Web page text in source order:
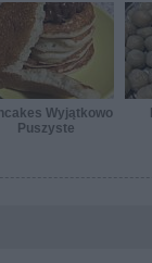
Wyjątkowo
Puszyste